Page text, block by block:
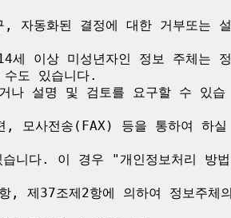
자동화된 결정에 대한 거부또는 설
이상 미성년자인 정보 주체는 정
도 있습니다.
나 설명 및 검토를 요구할 수 있습
, 모사전송(FAX) 등을 통하여 하실
니다. 이 경우 "개인정보처리 방법
, 제37조제2항에 의하여 정보주체의